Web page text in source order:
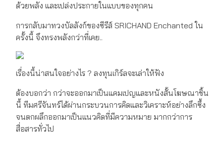
ด้วยพลัง และเปล่งประกายในแบบของทุกคน
การกลับมาทวงบัลลังก์ของซีรีส์ SRICHAND Enchanted ใน
ครั้งนี้ จึงทรงพลังกว่าที่เคย..
เรื่องนี้น่าสนใจอย่างไร ? ลงทุนเกิร์ลจะเล่าให้ฟัง
ต้องบอกว่า กว่าจะออกมาเป็นแคมเปญและหนังสั้นโฆษณาชิ้น
นี้ ทีมศรีจันทร์ได้ผ่านกระบวนการคิดและวิเคราะห์อย่างลึกซึ้ง
จนตกผลึกออกมาเป็นแนวคิดที่มีความหมาย มากกว่าการ
สื่อสารทั่วไป